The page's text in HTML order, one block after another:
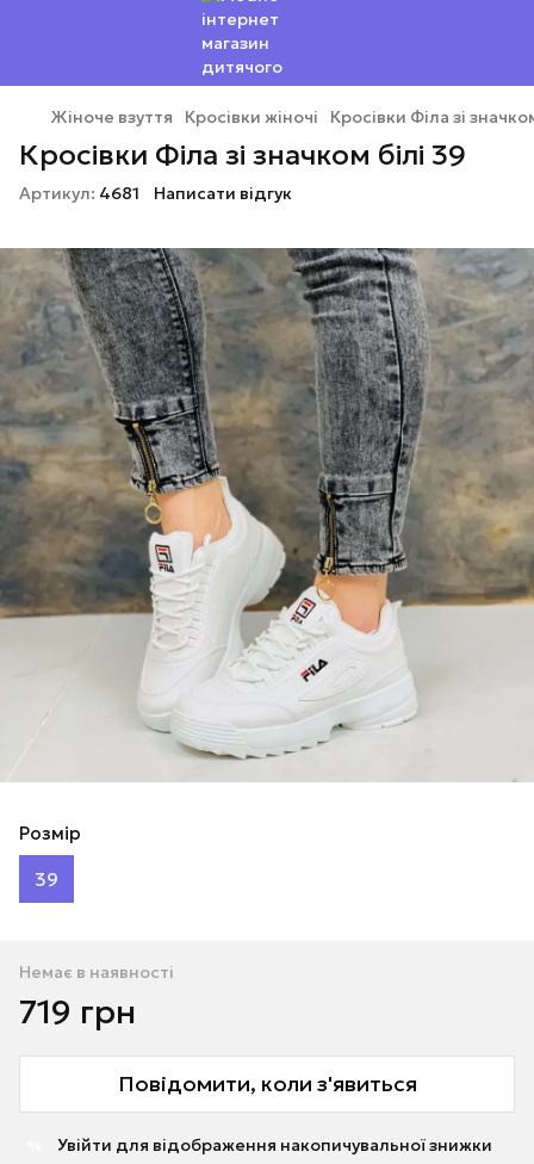
Жіноче взуття Кросівки жіночі Кросівки Філа зі
Кросівки Філа зі значком білі 39
Артикул: 4681 Написати відгук
Розмір
39
Немає в наявності
719 грн
Повідомити, коли з'явиться
Увійти для відображення накопичувальної знижки